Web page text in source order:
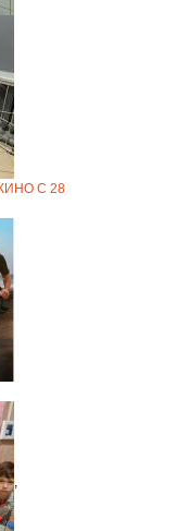
КИНО С 28
,